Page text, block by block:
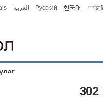
العربية Русский 中文
302